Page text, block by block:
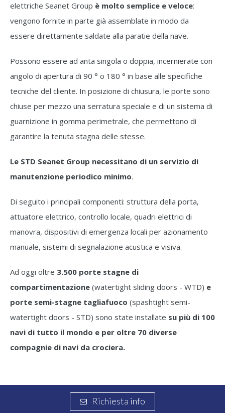
elettriche Seanet Group è molto semplice e veloce:
vengono fornite in parte già assemblate in modo da
essere direttamente saldate alla paratie della nave.
Possono essere ad anta singola o doppia, incernierate con
angolo di apertura di 90 ° o 180 ° in base alle specifiche
tecniche del cliente. In posizione di chiusura, le porte sono
chiuse per mezzo una serratura speciale e di un sistema di
guarnizione in gomma perimetrale, che permettono di
garantire la tenuta stagna delle stesse.
Le STD Seanet Group necessitano di un servizio di
manutenzione periodico minimo.
Di seguito i principali componenti: struttura della porta,
attuatore elettrico, controllo locale, quadri elettrici di
manovra, dispositivi di emergenza locali per azionamento
manuale, sistemi di segnalazione acustica e visiva.
Ad oggi oltre 3.500 porte stagne di
compartimentazione (watertight sliding doors - WTD) e
porte semi-stagne tagliafuoco (spashtight semi-
watertight doors - STD) sono state installate su più di 100
navi di tutto il mondo e per oltre 70 diverse
compagnie di navi da crociera.
Richiesta info